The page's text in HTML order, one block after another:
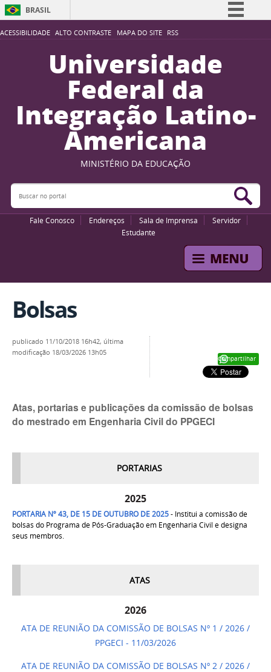
ACESSIBILIDADE ALTO CONTRASTE MAPA DO SITE RSS
BRASIL
Simplifique!
Participe
Acesso à informação
Legislação
Canais
Universidade
Federal da
Integração Latino-
Americana
MINISTÉRIO DA EDUCAÇÃO
Buscar no portal
Fale Conosco Endereços Sala de Imprensa
Servidor
Estudante
Bolsas
Compartilhar
publicado 11/10/2018 16h42, última
modificação 18/03/2026 13h05
Atas, portarias e publicações da comissão de bolsas
do mestrado em Engenharia Civil do PPGECI
PORTARIAS
2025
PORTARIA Nº 43, DE 15 DE OUTUBRO DE 2025- Institui a comissão de
bolsas do Programa de Pós-Graduação em Engenharia Civil e designa
seus membros.
ATAS
2026
ATA DE REUNIÃO DA COMISSÃO DE BOLSAS Nº 1 / 2026 /
PPGECI - 11/03/2026
ATA DE REUNIÃO DA COMISSÃO DE BOLSAS Nº 2 / 2026 /